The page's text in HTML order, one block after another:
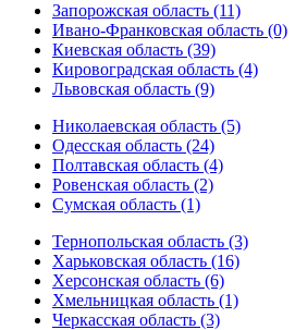
Запорожская область (11)
Ивано-Франковская область (0)
Киевская область (39)
Кировоградская область (4)
Львовская область (9)
Николаевская область (5)
Одесская область (24)
Полтавская область (4)
Ровенская область (2)
Сумская область (1)
Тернопольская область (3)
Харьковская область (16)
Херсонская область (6)
Хмельницкая область (1)
Черкасская область (3)